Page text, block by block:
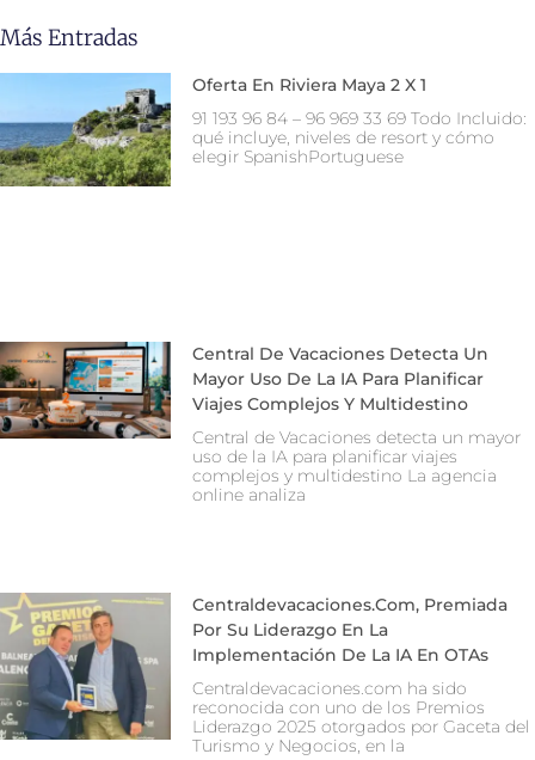
Más Entradas
Oferta En Riviera Maya 2 X 1
91 193 96 84 – 96 969 33 69 Todo Incluido:
qué incluye, niveles de resort y cómo
elegir SpanishPortuguese
Central De Vacaciones Detecta Un
Mayor Uso De La IA Para Planificar
Viajes Complejos Y Multidestino
Central de Vacaciones detecta un mayor
uso de la IA para planificar viajes
complejos y multidestino La agencia
online analiza
Centraldevacaciones.com, Premiada
Por Su Liderazgo En La
Implementación De La IA En OTAs
Centraldevacaciones.com ha sido
reconocida con uno de los Premios
Liderazgo 2025 otorgados por Gaceta del
Turismo y Negocios, en la